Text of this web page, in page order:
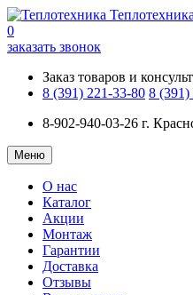
Теплотехника
0
заказать звонок
Заказ товаров и
8 (391) 221-33-80 8 (391)
8-902-940-03-26 г.
Меню
О нас
Каталог
Акции
Монтаж
Гарантии
Доставка
Отзывы